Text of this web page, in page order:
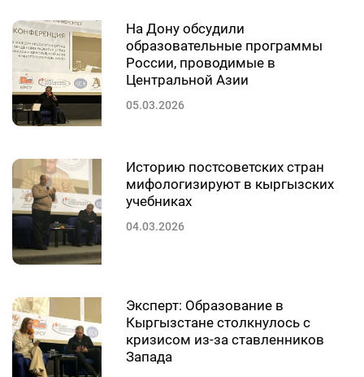
На Дону обсудили
образовательные программы
России, проводимые в
Центральной Азии
05.03.2026
Историю постсоветских стран
мифологизируют в кыргызских
учебниках
04.03.2026
Эксперт: Образование в
Кыргызстане столкнулось с
кризисом из-за ставленников
Запада